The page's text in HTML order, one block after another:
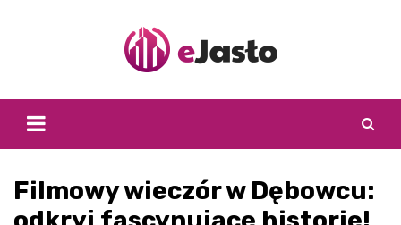
Filmowy wieczór w Dębowcu: